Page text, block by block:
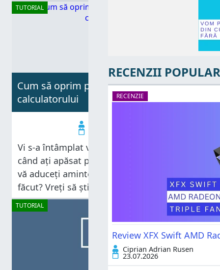
Microsoft și acesta este primul
TUTORIAL
Cum să oprim procedura de închidere a
calculatorului
Vi s-a întâmplat vreodată ca exact atunci
când ați apăsat pe butonul de Închidere, să
vă aduceți aminte că mai aveați ceva de
făcut? Vreți să știți cum să opriți procedura
de închidere? Avem câteva soluții ce vă pot
fi
TUTORIAL
RECENZII
RECENZIE
Review XFX Swift AMD
Ciprian Adrian Rusen
23.07.2026